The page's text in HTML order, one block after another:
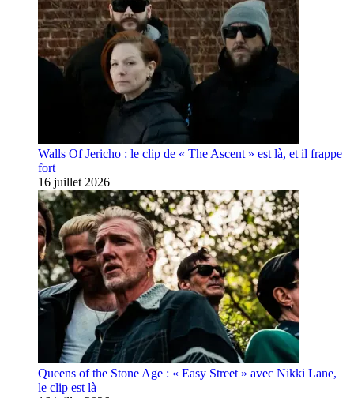
Walls Of Jericho : le clip de « The Ascent » est là, et il frappe
fort
16 juillet 2026
Queens of the Stone Age : « Easy Street » avec Nikki Lane,
le clip est là